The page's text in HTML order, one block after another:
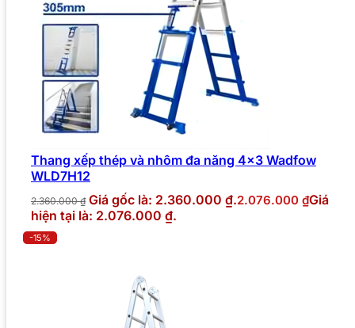
Thang xếp thép và nhôm đa năng 4×3 Wadfow
WLD7H12
2.360.000₫ Giá gốc là: 2.360.000 ₫.2.076.000 ₫Giá
hiện tại là: 2.076.000 ₫.
-15%